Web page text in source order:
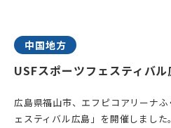
中国地方
USFスポーツフェスティバル
広島県福山市、エフピコアリーナ
ェスティバル広島」を開催しました。